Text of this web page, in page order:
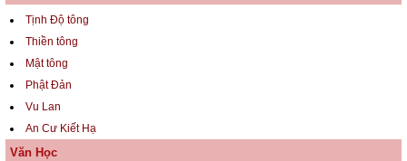
Tịnh Độ tông
Thiền tông
Mật tông
Phật Đản
Vu Lan
An Cư Kiết Hạ
Văn Học